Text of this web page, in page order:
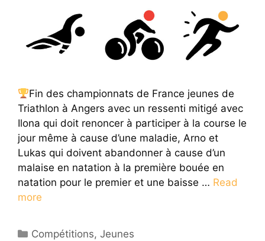
Fin des championnats de France jeunes de
Triathlon à Angers avec un ressenti mitigé avec
Ilona qui doit renoncer à participer à la course le
jour même à cause d’une maladie, Arno et
Lukas qui doivent abandonner à cause d’un
malaise en natation à la première bouée en
natation pour le premier et une baisse … Read
more
Catégories
Compétitions,Jeunes